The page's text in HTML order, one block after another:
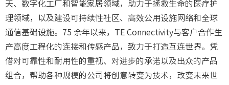
天、数字化工厂和智能家居领域，助力于拯救生命的医疗护
理领域，以及建设可持续性社区、高效公用设施网络和全球
通信基础设施。75 余年以来，TE Connectivity与客户合作生
产高度工程化的连接和传感产品，致力于打造互连世界。凭
借对可靠性和耐用性的重视、对进步的承诺以及出众的产品
组合，帮助各种规模的公司将创意转变为技术，改变未来世